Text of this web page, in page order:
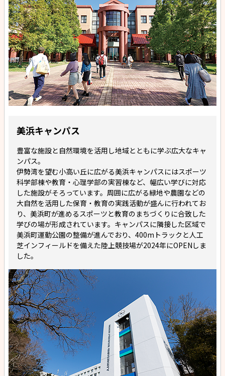
美浜キャンパス
豊富な施設と自然環境を活用し地域とともに学ぶ広大なキャ
ンパス。
伊勢湾を望む小高い丘に広がる美浜キャンパスにはスポーツ
科学部棟や教育・心理学部の実習棟など、幅広い学びに対応
した施設がそろっています。周囲に広がる緑地や農園などの
大自然を活用した保育・教育の実践活動が盛んに行われてお
り、美浜町が進めるスポーツと教育のまちづくりに合致した
学びの場が形成されています。キャンパスに隣接した区域で
美浜町運動公園の整備が進んでおり、400mトラックと人工
芝インフィールドを備えた陸上競技場が2024年にOPENしま
した。